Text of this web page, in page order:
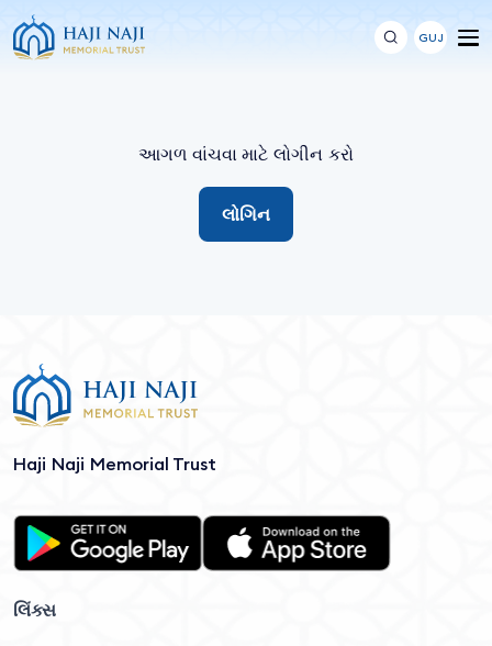
GUJ
આગળ વાંચવા માટે લોગીન કરો
લોગિન
Haji Naji Memorial Trust
લિંક્સ